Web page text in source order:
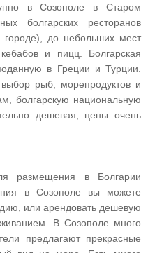
в Созополе в Старом
болгарских ресторанов
до небольших мест
и пицц. Болгарская
в Греции и Турции.
рыб, морепродуктов и
болгарскую национальную
дешевая, цены очень
размещения в Болгарии
в Созополе вы можете
или арендовать дешевую
В Созополе много
предлагают прекрасные